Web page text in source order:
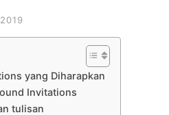
yang Diharapkan
Invitations
tulisan